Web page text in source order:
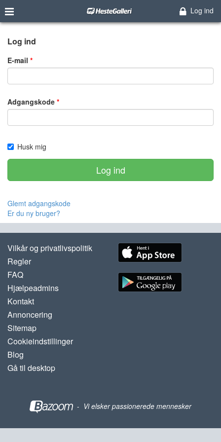
Log ind
Log ind
E-mail
Adgangskode
Husk mig
Log ind
Glemt adgangskode
Er du ny bruger?
Vilkår og privatlivspolitik
Regler
FAQ
Hjælpeadmins
Kontakt
Annoncering
Sitemap
Cookieindstillinger
Blog
Gå til desktop
- Vi elsker passionerede mennesker